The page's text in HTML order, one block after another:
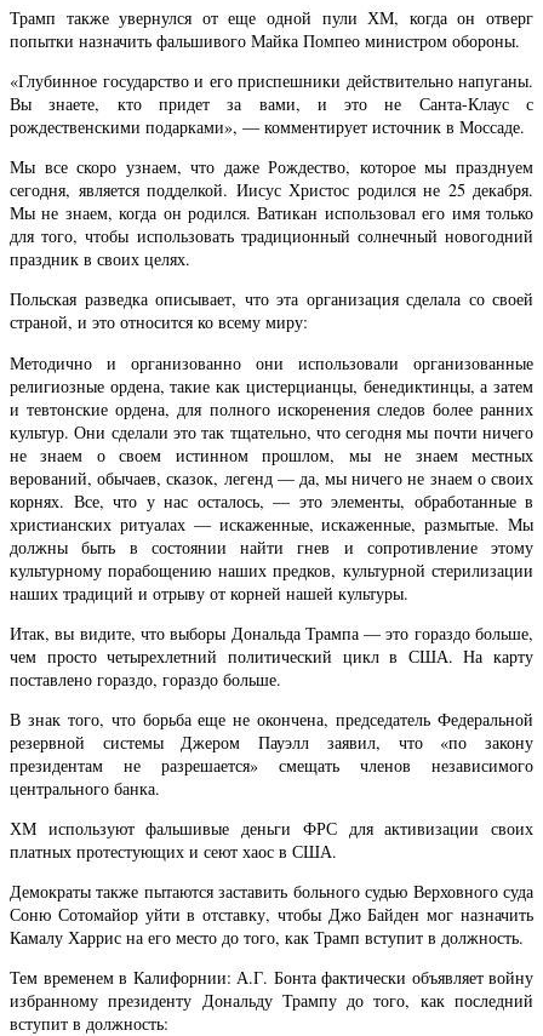
Трамп также увернулся от еще одной пули ХМ, когда он отверг
попытки назначить фальшивого Майка Помпео министром обороны.
«Глубинное государство и его приспешники действительно напуганы.
Вы знаете, кто придет за вами, и это не Санта-Клаус с
рождественскими подарками», — комментирует источник в Моссаде.
Мы все скоро узнаем, что даже Рождество, которое мы празднуем
сегодня, является подделкой. Иисус Христос родился не 25 декабря.
Мы не знаем, когда он родился. Ватикан использовал его имя только
для того, чтобы использовать традиционный солнечный новогодний
праздник в своих целях.
Польская разведка описывает, что эта организация сделала со своей
страной, и это относится ко всему миру:
Методично и организованно они использовали организованные
религиозные ордена, такие как цистерцианцы, бенедиктинцы, а затем
и тевтонские ордена, для полного искоренения следов более ранних
культур. Они сделали это так тщательно, что сегодня мы почти ничего
не знаем о своем истинном прошлом, мы не знаем местных
верований, обычаев, сказок, легенд — да, мы ничего не знаем о своих
корнях. Все, что у нас осталось, — это элементы, обработанные в
христианских ритуалах — искаженные, искаженные, размытые. Мы
должны быть в состоянии найти гнев и сопротивление этому
культурному порабощению наших предков, культурной стерилизации
наших традиций и отрыву от корней нашей культуры.
Итак, вы видите, что выборы Дональда Трампа — это гораздо больше,
чем просто четырехлетний политический цикл в США. На карту
поставлено гораздо, гораздо больше.
В знак того, что борьба еще не окончена, председатель Федеральной
резервной системы Джером Пауэлл заявил, что «по закону
президентам не разрешается» смещать членов независимого
центрального банка.
ХМ используют фальшивые деньги ФРС для активизации своих
платных протестующих и сеют хаос в США.
Демократы также пытаются заставить больного судью Верховного суда
Соню Сотомайор уйти в отставку, чтобы Джо Байден мог назначить
Камалу Харрис на его место до того, как Трамп вступит в должность.
Тем временем в Калифорнии: А.Г. Бонта фактически объявляет войну
избранному президенту Дональду Трампу до того, как последний
вступит в должность: